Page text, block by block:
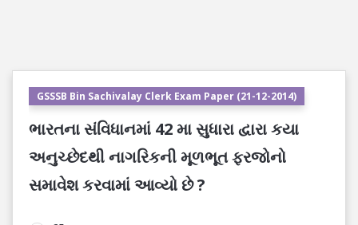
GSSSB Bin Sachivalay Clerk Exam Paper (21-12-2014)
ભારતના સંવિધાનમાં 42 મા સુધારા દ્વારા કયા
અનુચ્છેદથી નાગરિકની મૂળભૂત ફરજોનો
સમાવેશ કરવામાં આવ્યો છે ?